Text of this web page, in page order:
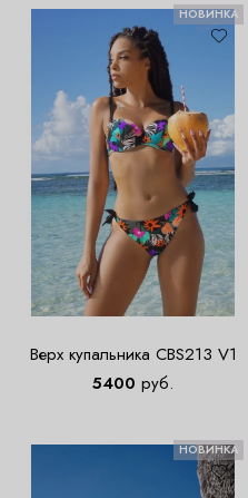
НОВИНКА
Верх купальника CBS213 V1
5400 руб.
НОВИНКА